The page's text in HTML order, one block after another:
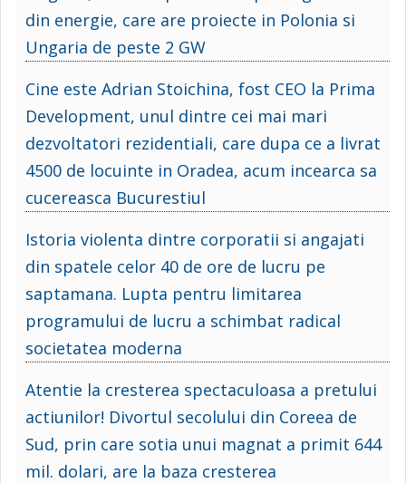
din energie, care are proiecte in Polonia si
Ungaria de peste 2 GW
Cine este Adrian Stoichina, fost CEO la Prima
Development, unul dintre cei mai mari
dezvoltatori rezidentiali, care dupa ce a livrat
4500 de locuinte in Oradea, acum incearca sa
cucereasca Bucurestiul
Istoria violenta dintre corporatii si angajati
din spatele celor 40 de ore de lucru pe
saptamana. Lupta pentru limitarea
programului de lucru a schimbat radical
societatea moderna
Atentie la cresterea spectaculoasa a pretului
actiunilor! Divortul secolului din Coreea de
Sud, prin care sotia unui magnat a primit 644
mil. dolari, are la baza cresterea